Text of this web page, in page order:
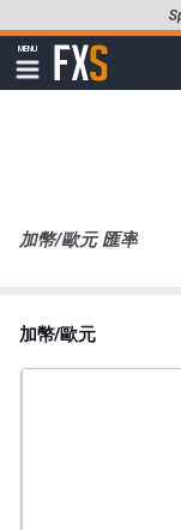
至
要
MENU
顯
示
FXStreet
加幣/歐元 匯率
加幣/歐元